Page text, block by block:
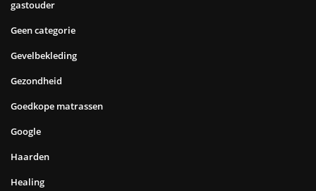
gastouder
Geen categorie
Gevelbekleding
Gezondheid
Goedkope matrassen
Google
Haarden
Healing